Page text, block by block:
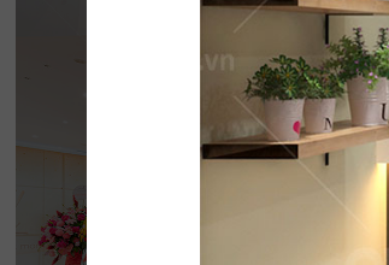
BẮC
Nhà hàng Bắc Kim Thang
Nam dân